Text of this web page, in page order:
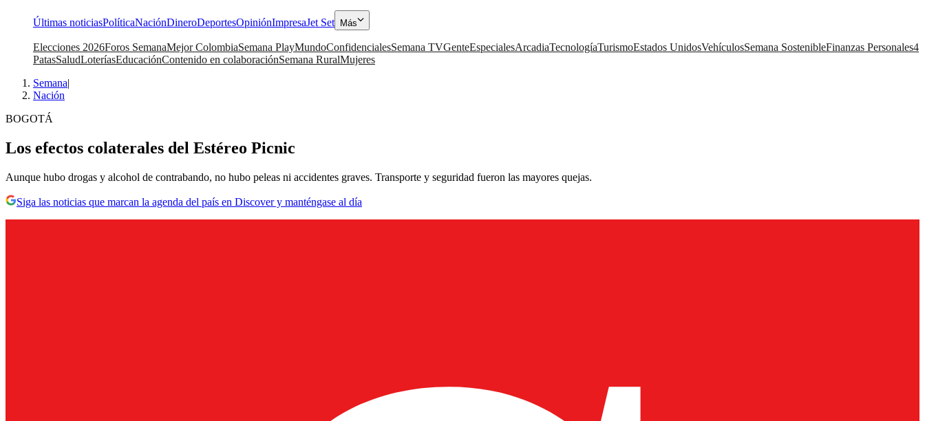
Últimas noticiasPolíticaNaciónDineroDeportesOpiniónImpresaJet Set Más
Elecciones 2026Foros SemanaMejor ColombiaSemana PlayMundoConfidencialesSemana TVGenteEspecialesArcadiaTecnologíaTurismoEstados UnidosVehículosSemana SostenibleFinanzas Personales4
PatasSaludLoteríasEducaciónContenido en colaboraciónSemana RuralMujeres
Semana|
Nación
BOGOTÁ
Los efectos colaterales del Estéreo Picnic
Aunque hubo drogas y alcohol de contrabando, no hubo peleas ni accidentes graves. Transporte y seguridad fueron las mayores quejas.
Siga las noticias que marcan la agenda del país en Discover y manténgase al día